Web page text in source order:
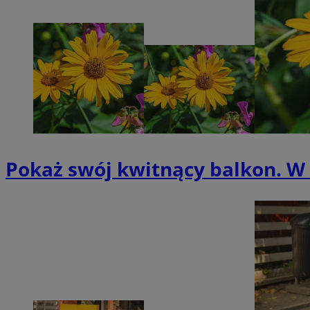
Pokaż swój kwitnący balkon.
SessID
QeSessID
MvSessID
__cf_bm
__cf_bm